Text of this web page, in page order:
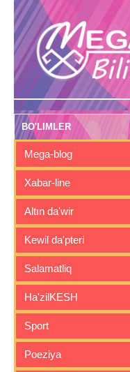
BO'LIMLER
Mega-blog
Xabar-line
Altın da'wir
Kewil da'pteri
Salamatliq
Ha'zilKESH
Sport
Poeziya